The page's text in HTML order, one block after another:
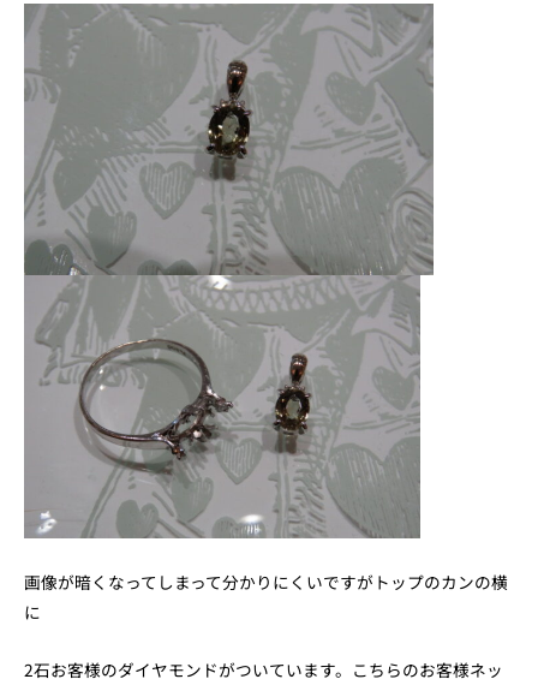
画像が暗くなってしまって分かりにくいですがトップのカンの横
に
2石お客様のダイヤモンドがついています。こちらのお客様ネッ